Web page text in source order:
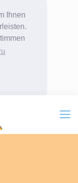
Ihnen